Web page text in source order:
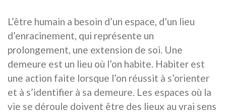
L’être humain a besoin d’un espace, d’un lieu
d’enracinement, qui représente un
prolongement, une extension de soi. Une
demeure est un lieu où l’on habite. Habiter est
une action faite lorsque l’on réussit à s’orienter
et à s’identifier à sa demeure. Les espaces où la
vie se déroule doivent être des lieux au vrai sens